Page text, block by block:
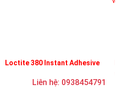
Loctite 380 Instant Adhesive
Liên hệ: 0938454791